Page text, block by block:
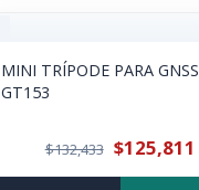
MINI TRÍPODE PARA GNSS
GT153
$132,433 $125,811